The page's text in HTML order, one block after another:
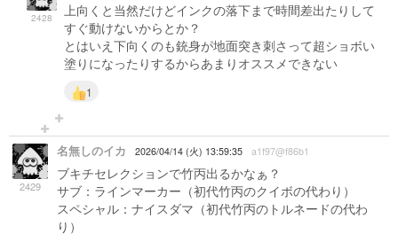
2428
上向くと当然だけどインクの落下まで時間差出たりして
すぐ動けないからとか？
とはいえ下向くのも銃身が地面突き刺さって超ショボい
塗りになったりするからあまりオススメできない
1
2429
名無しのイカ 2026/04/14 (火) 13:59:35 a1f97@f86b1
ブキチセレクションで竹丙出るかなぁ？
サブ：ラインマーカー（初代竹丙のクイボの代わり）
スペシャル：ナイスダマ（初代竹丙のトルネードの代わ
り）